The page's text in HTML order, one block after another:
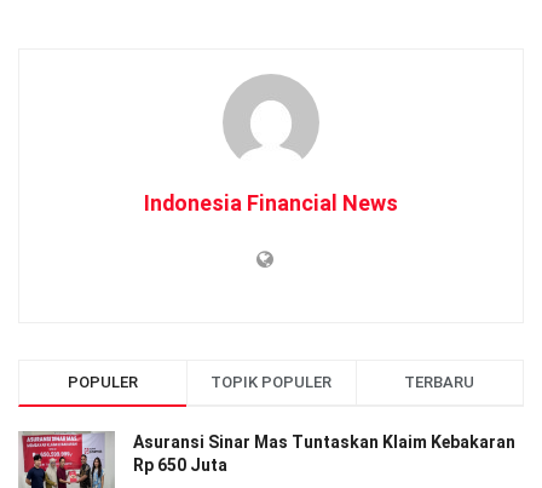
Indonesia Financial News
POPULER TOPIK POPULER TERBARU
Asuransi Sinar Mas Tuntaskan Klaim Kebakaran
Rp 650 Juta